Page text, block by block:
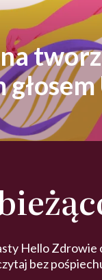
Hello Zdrowie
bez